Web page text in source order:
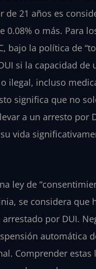
21 años es
0.08% o más. Para
bajo la política de
si la capacidad
ilegal, incluso
significa que no
a un arresto por
vida
ley de
se considera
por DUI.
automática
Comprender